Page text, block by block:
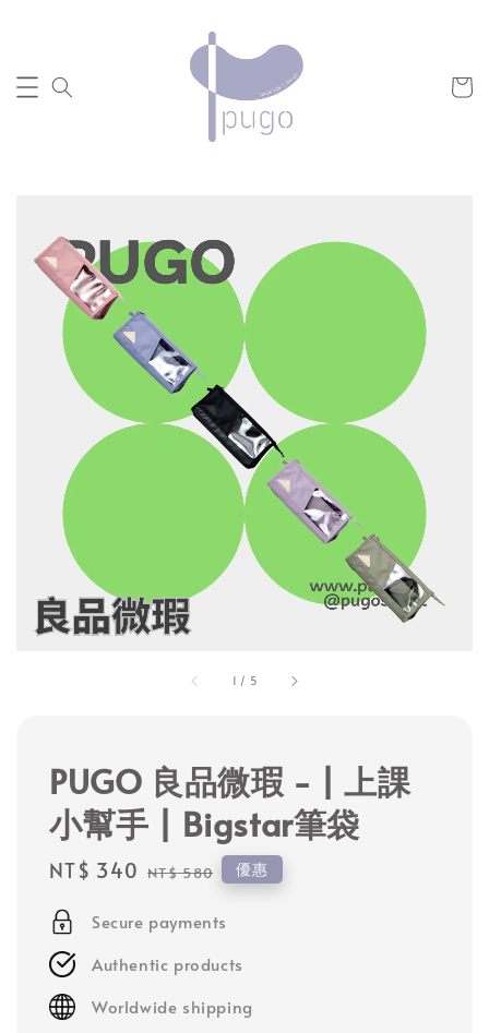
1 / 5
PUGO 良品微瑕 - | 上課
小幫手 | Bigstar筆袋
Sale
NT$ 340 Regular
NT$ 580 優惠
Secure payments
Authentic products
Worldwide shipping